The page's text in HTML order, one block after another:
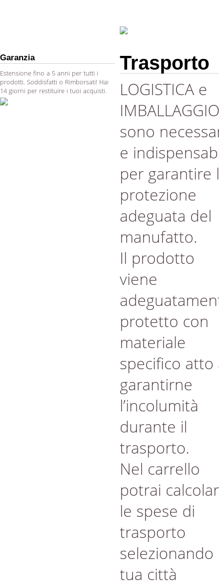
Garanzia
Estensione fino a 5 anni per tutti i
prodotti. Soddisfatti o Rimborsati! Hai
14 giorni per restituire i tuoi acquisti.
Trasporto
LOGISTICA e
IMBALLAGGIO
sono
e
per garantire
protezione
adeguata del
manufatto.
Il prodotto
viene
protetto con
materiale
specifico atto
garantirne
l’incolumità
durante il
trasporto.
Nel carrello
potrai
le spese di
trasporto
selezionando
tua città